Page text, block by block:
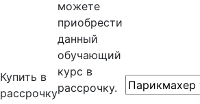
Купить в
рассрочку
можете
приобрести
данный
обучающий
курс в
рассрочку.